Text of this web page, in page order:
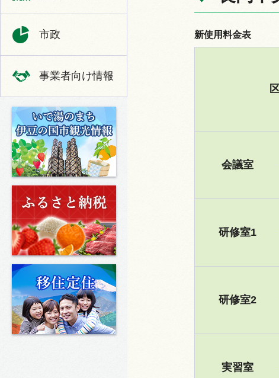
市政
事業者向け情報
新使用料金表
会議室
研修室1
研修室2
実習室